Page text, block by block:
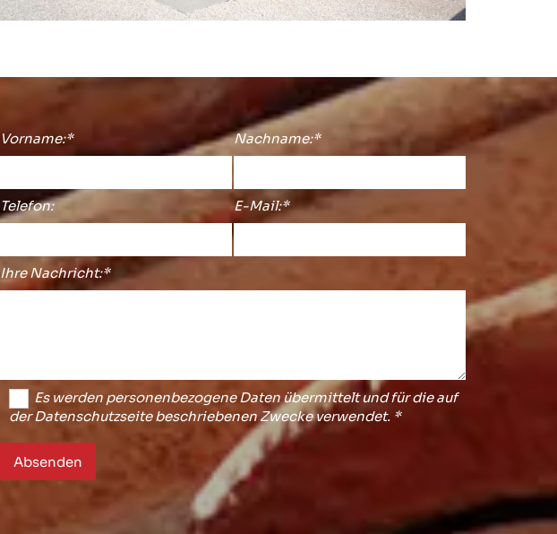
Vorname:* Nachname:*
Telefon: E-Mail:*
Ihre Nachricht:*
Es werden personenbezogene Daten übermittelt und für die auf
der Datenschutzseite beschriebenen Zwecke verwendet. *